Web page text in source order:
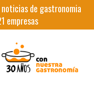
noticias de gastronomia
empresas